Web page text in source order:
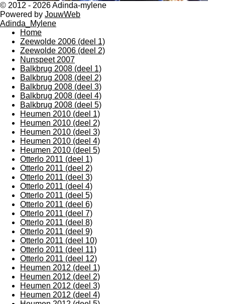
© 2012 - 2026 Adinda-mylene
Powered by JouwWeb
Adinda_Mylene
Home
Zeewolde 2006 (deel 1)
Zeewolde 2006 (deel 2)
Nunspeet 2007
Balkbrug 2008 (deel 1)
Balkbrug 2008 (deel 2)
Balkbrug 2008 (deel 3)
Balkbrug 2008 (deel 4)
Balkbrug 2008 (deel 5)
Heumen 2010 (deel 1)
Heumen 2010 (deel 2)
Heumen 2010 (deel 3)
Heumen 2010 (deel 4)
Heumen 2010 (deel 5)
Otterlo 2011 (deel 1)
Otterlo 2011 (deel 2)
Otterlo 2011 (deel 3)
Otterlo 2011 (deel 4)
Otterlo 2011 (deel 5)
Otterlo 2011 (deel 6)
Otterlo 2011 (deel 7)
Otterlo 2011 (deel 8)
Otterlo 2011 (deel 9)
Otterlo 2011 (deel 10)
Otterlo 2011 (deel 11)
Otterlo 2011 (deel 12)
Heumen 2012 (deel 1)
Heumen 2012 (deel 2)
Heumen 2012 (deel 3)
Heumen 2012 (deel 4)